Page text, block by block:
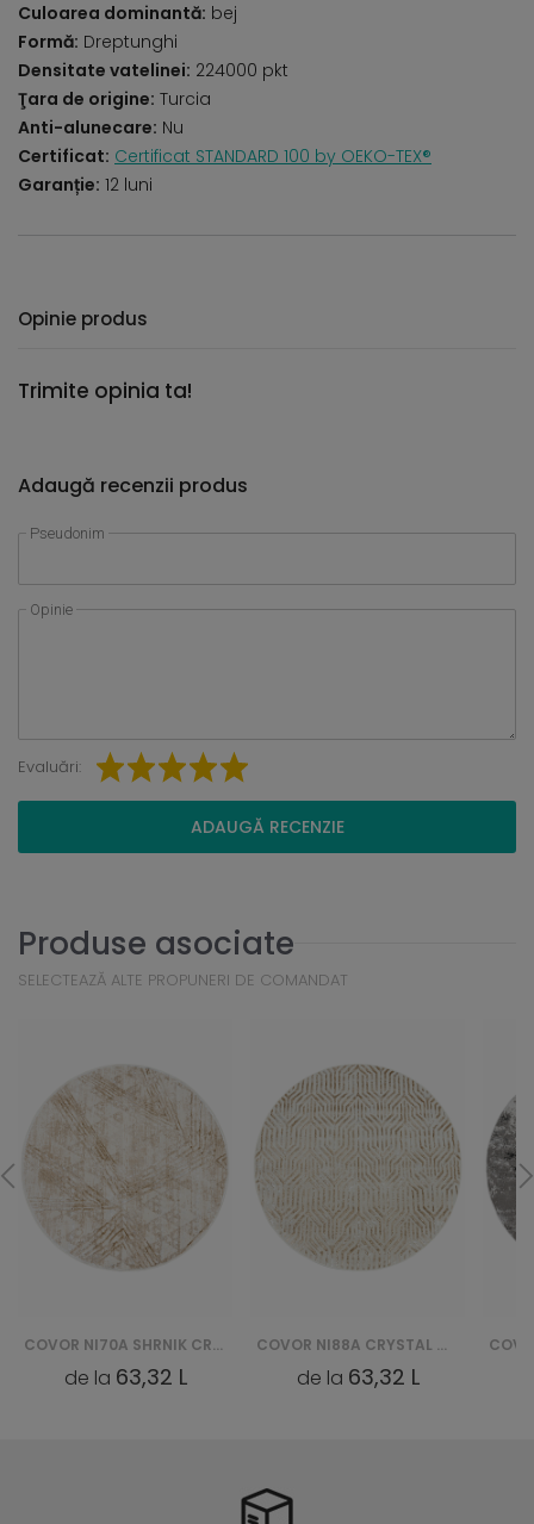
Culoarea dominantă: bej
Formă: Dreptunghi
Densitate vatelinei: 224000 pkt
Ţara de origine: Turcia
Anti-alunecare: Nu
Certificat: Certificat STANDARD 100 by OEKO-TEX®
Garanție: 12 luni
Opinie produs
Trimite opinia ta!
Adaugă recenzii produs
Pseudonim
Opinie
Evaluări:
ADAUGĂ RECENZIE
Produse asociate
SELECTEAZĂ ALTE PROPUNERI DE COMANDAT
COVOR NI70A SHRNIK CRYSTAL HBC - KREMOWY
de la 63,32 L
COVOR NI88A CRYSTAL GYU - BRĄZOWY
de la 63,32 L